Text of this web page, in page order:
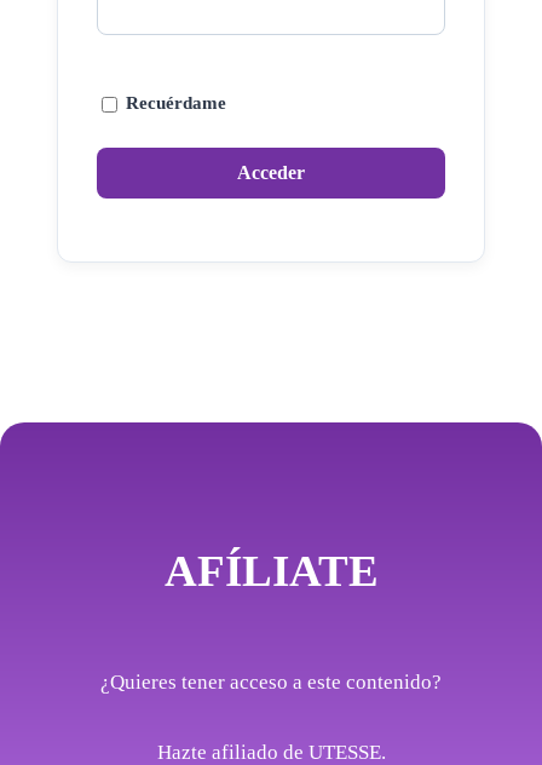
Recuérdame
AFÍLIATE
¿Quieres tener acceso a este contenido?
Hazte afiliado de UTESSE.